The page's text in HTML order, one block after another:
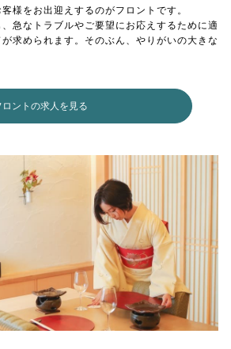
様をお出迎えするのがフロントです。
急なトラブルやご要望にお応えするために適
求められます。そのぶん、やりがいの大きな
ロントの求人を見る